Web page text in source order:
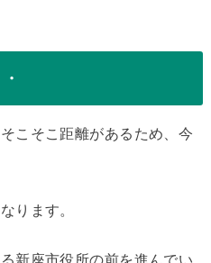
こそこ距離があるため、今
ります。
新座市役所の前を進んでい